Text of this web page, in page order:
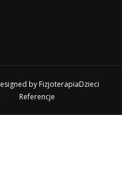
by FizjoterapiaDzieci
Referencje